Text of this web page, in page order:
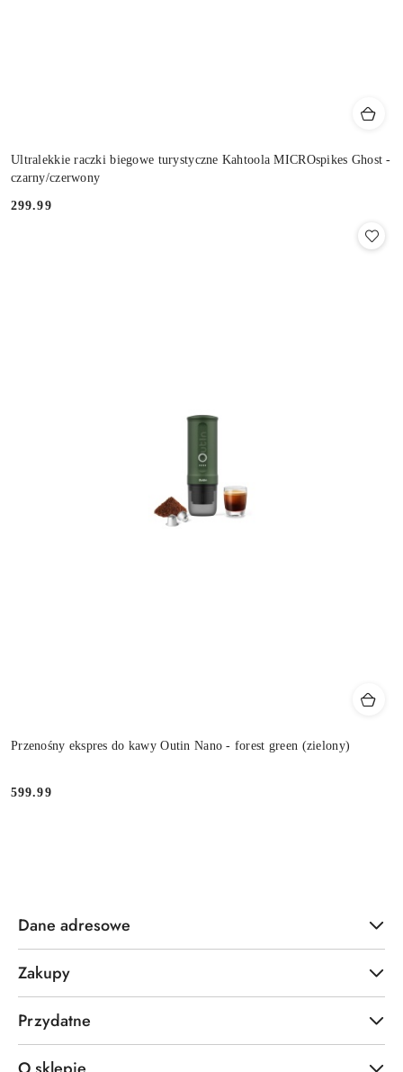
Ultralekkie raczki biegowe turystyczne Kahtoola MICROspikes Ghost -
czarny/czerwony
Cena:
299.99
Przenośny ekspres do kawy Outin Nano - forest green (zielony)
Cena:
599.99
Dane adresowe
Zakupy
Przydatne